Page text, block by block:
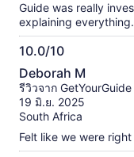
Guide was really
explaining
10.0/10
10.0
จาก
10
Deborah M
รีวิวจาก GetYourGuide
19 มิ.ย. 2025
South Africa
Felt like we were